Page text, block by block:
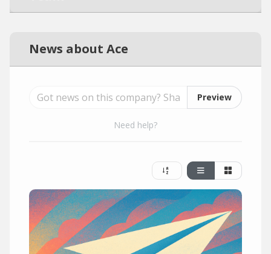
News about Ace
Preview
Need help?